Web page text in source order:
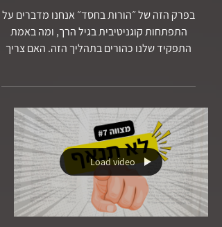
בפרק הזה של ״הורות בחסד״ אנחנו מדברים על
התפתחות קוגניטיבית בגיל הרך, ומה באמת
התפקיד שלנו כהורים בתהליך הזה. האם צריך
Load video